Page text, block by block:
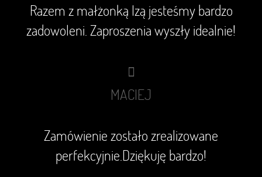
Razem z małżonką Izą jesteśmy bardzo
zadowoleni. Zaproszenia wyszły idealnie!
MACIEJ
Zamówienie zostało zrealizowane
perfekcyjnie.Dziękuję bardzo!